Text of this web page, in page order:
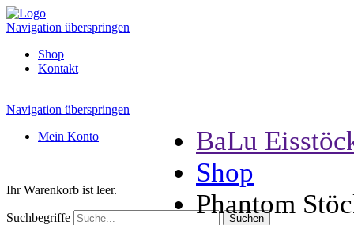
Navigation überspringen
Shop
Kontakt
Navigation überspringen
Mein Konto
Ihr Warenkorb ist leer.
Suchbegriffe
BaLu
Shop
Phantom